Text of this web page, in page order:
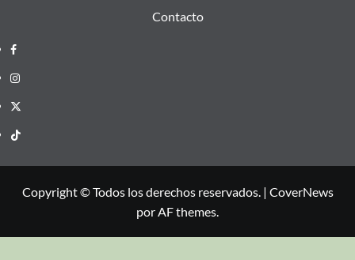
Contacto
Copyright © Todos los derechos reservados. | CoverNews
por AF themes.